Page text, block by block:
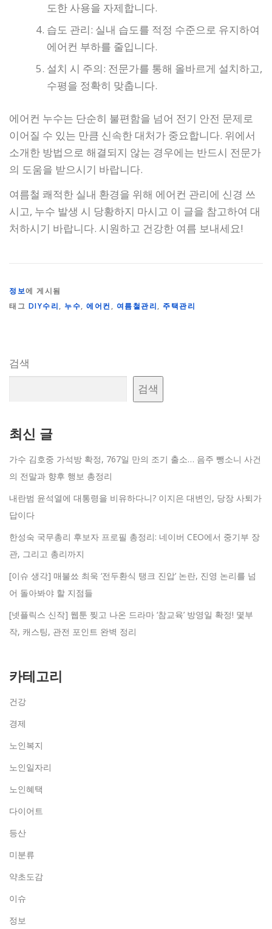
도한 사용을 자제합니다.
습도 관리: 실내 습도를 적정 수준으로 유지하여
에어컨 부하를 줄입니다.
설치 시 주의: 전문가를 통해 올바르게 설치하고,
수평을 정확히 맞춥니다.
에어컨 누수는 단순히 불편함을 넘어 전기 안전 문제로
이어질 수 있는 만큼 신속한 대처가 중요합니다. 위에서
소개한 방법으로 해결되지 않는 경우에는 반드시 전문가
의 도움을 받으시기 바랍니다.
여름철 쾌적한 실내 환경을 위해 에어컨 관리에 신경 쓰
시고, 누수 발생 시 당황하지 마시고 이 글을 참고하여 대
처하시기 바랍니다. 시원하고 건강한 여름 보내세요!
정보에 게시됨
태그 DIY수리, 누수, 에어컨 , 여름철관리, 주택관리
검색
검색
최신 글
가수 김호중 가석방 확정, 767일 만의 조기 출소… 음주 뺑소니 사건
의 전말과 향후 행보 총정리
내란범 윤석열에 대통령을 비유하다니? 이지은 대변인, 당장 사퇴가
답이다
한성숙 국무총리 후보자 프로필 총정리: 네이버 CEO에서 중기부 장
관, 그리고 총리까지
[이슈 생각] 매불쑈 최욱 ‘전두환식 탱크 진압’ 논란, 진영 논리를 넘
어 돌아봐야 할 지점들
[넷플릭스 신작] 웹툰 찢고 나온 드라마 ‘참교육’ 방영일 확정! 몇부
작, 캐스팅, 관전 포인트 완벽 정리
카테고리
건강
경제
노인복지
노인일자리
노인혜택
다이어트
등산
미분류
약초도감
이슈
정보